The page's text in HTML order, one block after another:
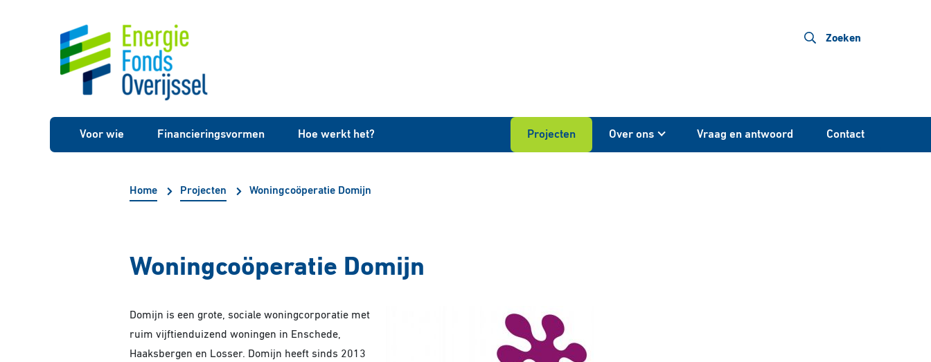
Zoeken
Voor wie Financieringsvormen Hoe werkt het? Projecten Over ons Vraag en antwoord Contact
Home Projecten Woningcoöperatie Domijn
Woningcoöperatie Domijn
Domijn is een grote, sociale woningcorporatie met
ruim vijftienduizend woningen in Enschede,
Haaksbergen en Losser. Domijn heeft sinds 2013